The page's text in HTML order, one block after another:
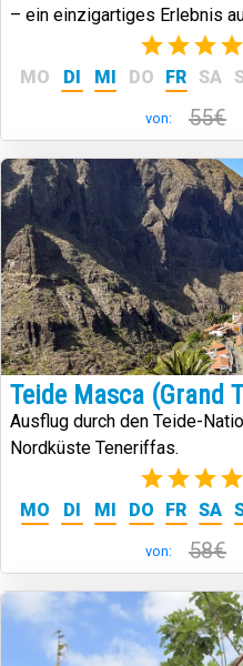
– ein einzigartiges Erlebnis
MO DI MI DO FR SA
von: 55€
Teide Masca (Grand
Ausflug durch den Teide-
Nordküste Teneriffas.
MO DI MI DO FR SA
von: 58€